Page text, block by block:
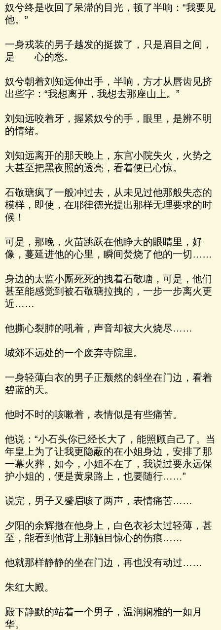
奴兮终是收回了呆滞的目光，顿了半响：“我要见
他。”
一身戎装的男子越发的挺拨了，只是眉目之间，
是 心的愁。
奴兮朝着刘知远伸出手，半响，方才从唇齿见挤
出些字：“我想离开，我想去那座山上。”
刘知远咬着牙，握紧奴兮的手，眼里，是辨不明
的情绪。
刘知远离开的那天晚上，东宫小院失火，火势之
大甚至把黑夜照的透亮，看着便已心惊。
石敬瑭疯了一般冲过去，从未见过他那般失态的
模样，即使，在耶律德光提出那样无理要求的时
候！
可是，那晚，火苗跳跃在他睁大的眼睛里，好
像，蔓延进他的心里，瞬间焚烧了他的一切……
身边的太监小厮死死的拽着石敬瑭，可是，他们
甚至能感觉到被石敬瑭拉拽的，一步一步离火更
近……
他撕心裂肺的吼着，声音却被大火烧尽……
城郊不远处的一个废弃寺院里。
一身轻薄白衣的男子正颓然的斜坐在门边，看着
碧蓝的天。
他时不时的咳嗽着，表情似是有些痛苦。
他说：“小石头你已经长大了，能照顾自己了。当
年皇上为了让我更隐蔽的在小姐身边，安排了那
一幕火葬，如今，小姐不在了，我说过要永远保
护小姐的，便是黄泉路上，也要随行……”
说完，男子又蹙眉咳了两声，表情痛苦……
夕阳的余辉撤在他身上，白色衣衫太过轻薄，甚
至，能看到他背上那触目惊心的伤痕……
他就那样静静的坐在门边，再也没有动过……
朱红大殿。
殿下静默的站着一个男子，温润娴雅的一如月
华。